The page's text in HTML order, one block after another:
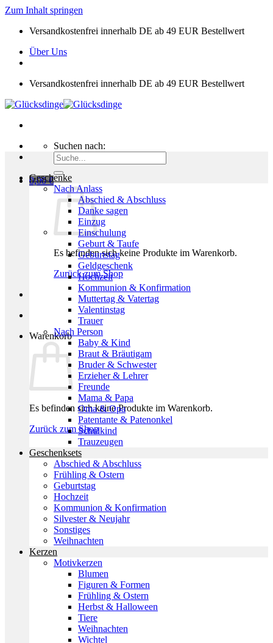
Zum Inhalt springen
Versandkostenfrei innerhalb DE ab 49 EUR Bestellwert
Über Uns
Versandkostenfrei innerhalb DE ab 49 EUR Bestellwert
Suchen nach:
0,00€
Es befinden sich keine Produkte im Warenkorb.
Zurück zum Shop
Warenkorb
Es befinden sich keine Produkte im Warenkorb.
Zurück zum Shop
Geschenke
Nach Anlass
Abschied & Abschluss
Danke sagen
Einzug
Einschulung
Geburt & Taufe
Geburtstag
Geldgeschenk
Hochzeit
Kommunion & Konfirmation
Muttertag & Vatertag
Valentinstag
Trauer
Nach Person
Baby & Kind
Braut & Bräutigam
Bruder & Schwester
Erzieher & Lehrer
Freunde
Mama & Papa
Oma & Opa
Patentante & Patenonkel
Schulkind
Trauzeugen
Geschenksets
Abschied & Abschluss
Frühling & Ostern
Geburtstag
Hochzeit
Kommunion & Konfirmation
Silvester & Neujahr
Sonstiges
Weihnachten
Kerzen
Motivkerzen
Blumen
Figuren & Formen
Frühling & Ostern
Herbst & Halloween
Tiere
Weihnachten
Wichtel